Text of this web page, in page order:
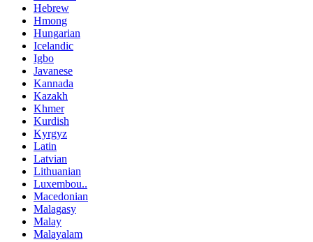
Hebrew
Hmong
Hungarian
Icelandic
Igbo
Javanese
Kannada
Kazakh
Khmer
Kurdish
Kyrgyz
Latin
Latvian
Lithuanian
Luxembou..
Macedonian
Malagasy
Malay
Malayalam